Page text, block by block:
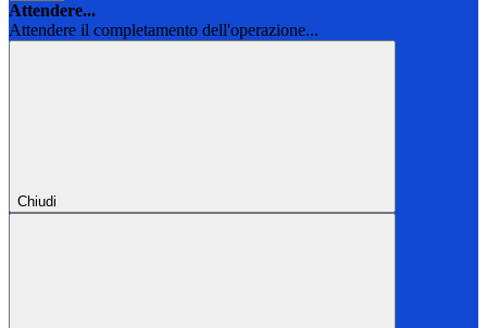
Attendere...
Attendere il completamento dell'operazione...
Chiudi